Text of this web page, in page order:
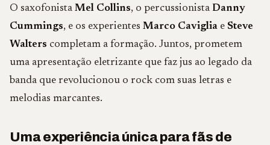
O saxofonista Mel Collins, o percussionista Danny
Cummings, e os experientes Marco Caviglia e Steve
Walters completam a formação. Juntos, prometem
uma apresentação eletrizante que faz jus ao legado da
banda que revolucionou o rock com suas letras e
melodias marcantes.
Uma experiência única para fãs de